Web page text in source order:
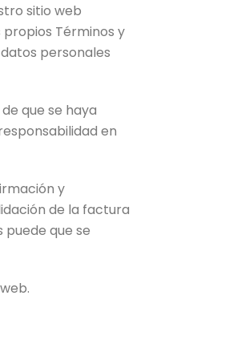
sitio web
Términos y
personales
que se haya
en
y
de la factura
que se